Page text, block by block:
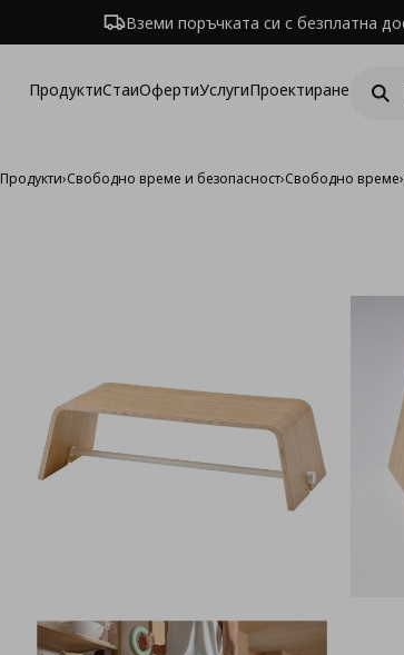
Вземи поръчката си с безплатна
ПродуктиСтаиОфертиУслугиПроектиране
Продукти›Свободно време и безопасност›Свободно време›